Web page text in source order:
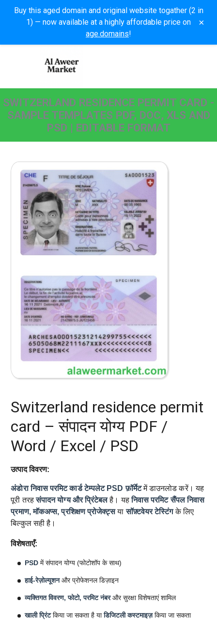
Buy this aged domain and original website togather (2 in
1) — now available at a highly affordable price on
age.domains!
×
SWITZERLAND RESIDENCE PERMIT CARD -
SAMPLE TEMPLATES PDF, DOC, XLS AND
PSD | EDITABLE FORMAT
Switzerland residence permit
card – संपादन योग्य PDF /
Word / Excel / PSD
उत्पाद विवरण:
अंडोरा निवास परमिट कार्ड टेम्पलेट PSD फ़ॉर्मेटमें डाउनलोड करें। यह
पूरी तरहसंपादन योग्य और प्रिंटेबलहै। यहनिवास परमिट सैंपल निवास
प्रमाण, मॉकअप्स, प्रशिक्षण प्रोजेक्ट्सयासॉफ़्टवेयर टेस्टिंगके लिए
बिल्कुल सही है।
विशेषताएँ:
PSD में संपादन योग्य (फोटोशॉप के साथ)
हाई-रेज़ोल्यूशनऔर प्रोफेशनल डिज़ाइन
व्यक्तिगत विवरण, फोटो, परमिट नंबरऔर सुरक्षा विशेषताएं शामिल
खाली प्रिंटकिया जा सकता है याडिजिटली कस्टमाइज़किया जा सकता